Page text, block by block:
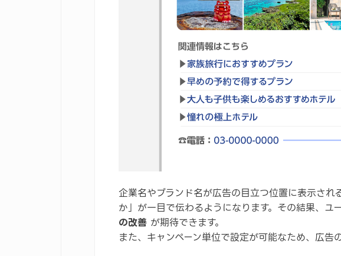
企業名やブランド名が広告の目立つ位置に表示され
か」が一目で伝わるようになります。その結果、ユ
の改善 が期待できます。
また、キャンペーン単位で設定が可能なため、広